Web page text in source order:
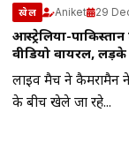
खेल Aniket 29
आस्ट्रेलिया-
वीडियो वायरल,
लाइव मैच ने कैमरामैन ने
के बीच खेले जा रहे...